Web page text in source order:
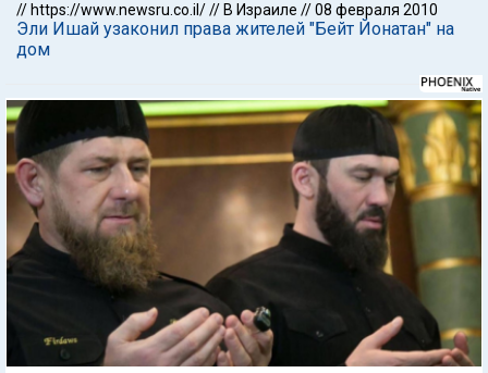
// https://www.newsru.co.il/// В Израиле //08 февраля 2010
Эли Ишай узаконил права жителей "Бейт Йонатан" на
дом